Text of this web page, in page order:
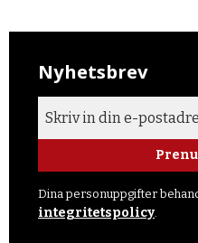
Nyhetsbrev
Dina personuppgifter
integritetspolicy